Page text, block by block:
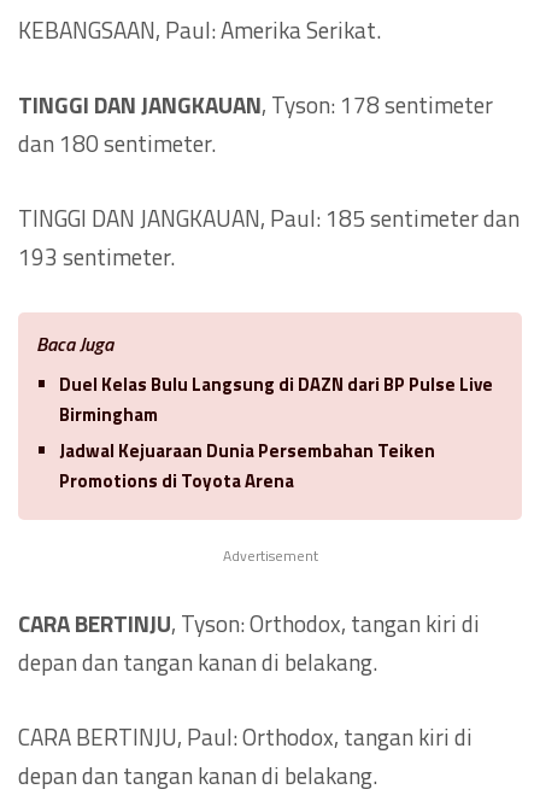
KEBANGSAAN, Paul: Amerika Serikat.
TINGGI DAN JANGKAUAN, Tyson: 178 sentimeter
dan 180 sentimeter.
TINGGI DAN JANGKAUAN, Paul: 185 sentimeter dan
193 sentimeter.
Baca Juga
Duel Kelas Bulu Langsung di DAZN dari BP Pulse Live
Birmingham
Jadwal Kejuaraan Dunia Persembahan Teiken
Promotions di Toyota Arena
Advertisement
CARA BERTINJU, Tyson: Orthodox, tangan kiri di
depan dan tangan kanan di belakang.
CARA BERTINJU, Paul: Orthodox, tangan kiri di
depan dan tangan kanan di belakang.